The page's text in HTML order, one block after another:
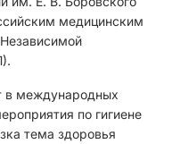
медицинским
в международных
по гигиене
тема здоровья